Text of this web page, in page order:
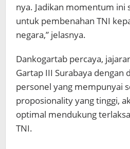
nya. Jadikan momentum ini
untuk pembenahan TNI
negara,” jelasnya.
Dankogartab percaya,
Gartap III Surabaya dengan
personel yang mempunyai
proposionality yang tinggi,
optimal mendukung
TNI.